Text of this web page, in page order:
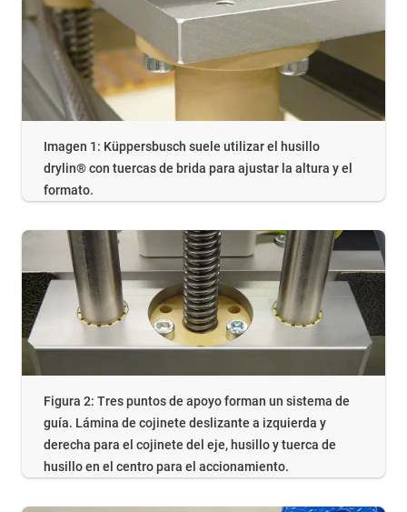
Imagen 1: Küppersbusch suele utilizar el husillo
drylin® con tuercas de brida para ajustar la altura y el
formato.
Figura 2: Tres puntos de apoyo forman un sistema de
guía. Lámina de cojinete deslizante a izquierda y
derecha para el cojinete del eje, husillo y tuerca de
husillo en el centro para el accionamiento.